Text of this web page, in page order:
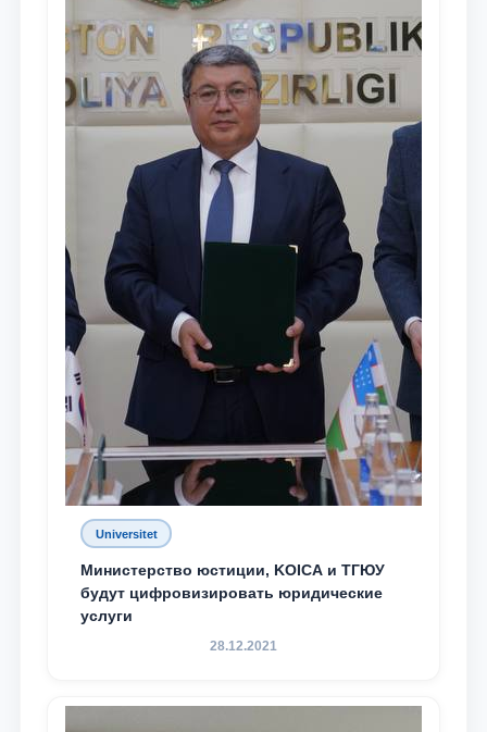
Universitet
Министерство юстиции, KOICA и ТГЮУ
будут цифровизировать юридические
услуги
28.12.2021